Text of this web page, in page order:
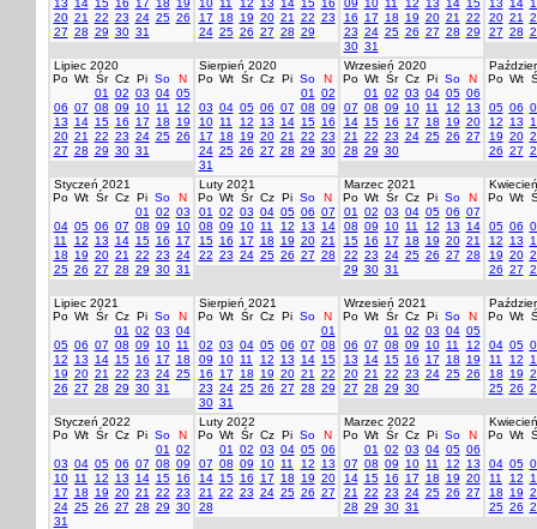
13
14 15 16 17 18
19
20 21 22 23 24 25 26
27 28 29 30 31
10 11 12 13 14 15 16
17
18 19 20 21 22 23
24 25 26 27 28 29
09
10 11 12 13 14 15
16
17 18 19 20 21
22
23 24 25 26 27 28 29
30 31
13
14
20 21
27 28
Lipiec 2020
Po Wt Śr Cz Pi So
N
01
02 03 04 05
06 07 08 09 10 11
12
13
14 15 16 17 18
19
20 21 22 23 24 25 26
27 28 29 30 31
Sierpień 2020
Po Wt Śr Cz Pi So
N
01
02
03 04 05 06 07 08 09
10 11 12 13 14 15 16
17
18 19 20 21 22 23
24 25 26 27 28 29 30
31
Wrzesień 2020
Po Wt Śr Cz Pi So
N
01
02 03 04 05 06
07 08 09 10 11 12
13
14 15 16 17 18 19 20
21
22 23 24 25 26 27
28 29 30
Po Wt
05 06
12
13
19 20
26 27
Styczeń 2021
Po Wt Śr Cz Pi So
N
01
02 03
04 05 06 07 08 09
10
11
12 13 14 15 16
17
18
19 20 21 22 23 24
25 26 27 28 29 30 31
Luty 2021
Po Wt Śr Cz Pi So
N
01
02 03 04 05 06 07
08 09 10 11 12 13
14
15 16 17 18 19 20 21
22 23 24 25 26 27 28
Marzec 2021
Po Wt Śr Cz Pi So
N
01
02 03 04 05 06 07
08 09 10 11 12 13
14
15 16 17 18 19 20 21
22 23 24 25 26 27 28
29 30 31
Po Wt
05 06
12
13
19 20
26 27
Lipiec 2021
Po Wt Śr Cz Pi So
N
01
02 03 04
05 06 07 08 09 10 11
12
13 14 15 16 17
18
19 20 21 22 23 24 25
26 27 28 29 30 31
Sierpień 2021
Po Wt Śr Cz Pi So
N
01
02 03 04 05 06 07 08
09
10 11 12 13 14 15
16
17 18 19 20 21
22
23 24 25 26 27 28 29
30 31
Wrzesień 2021
Po Wt Śr Cz Pi So
N
01
02 03 04 05
06 07 08 09 10 11
12
13
14 15 16 17 18
19
20 21 22 23 24 25 26
27 28 29 30
Po Wt
04 05
11
12
18
19
25 26
Styczeń 2022
Po Wt Śr Cz Pi So
N
01
02
03 04 05 06 07 08 09
10 11 12 13 14 15 16
17
18 19 20 21 22 23
24 25 26 27 28 29 30
31
Luty 2022
Po Wt Śr Cz Pi So
N
01
02 03 04 05 06
07 08 09 10 11 12
13
14 15 16 17 18 19 20
21
22 23 24 25 26 27
28
Marzec 2022
Po Wt Śr Cz Pi So
N
01
02 03 04 05 06
07 08 09 10 11 12
13
14 15 16 17 18 19 20
21
22 23 24 25 26 27
28 29 30 31
Po Wt
04 05
11
12
18
19
25 26